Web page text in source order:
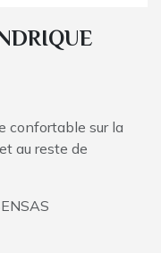
confortable sur la
au reste de